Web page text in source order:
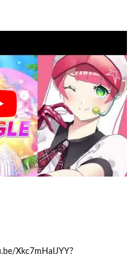
Xkc7mHaIJYY?